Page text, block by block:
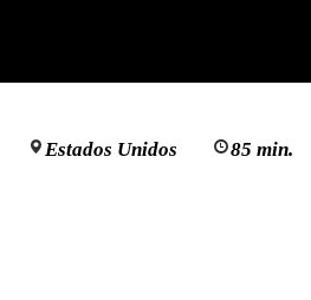
Estados Unidos 85 min.